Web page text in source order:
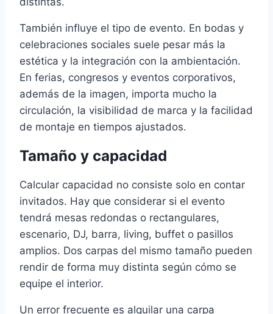
También influye el tipo de evento. En bodas y
celebraciones sociales suele pesar más la
estética y la integración con la ambientación.
En ferias, congresos y eventos corporativos,
además de la imagen, importa mucho la
circulación, la visibilidad de marca y la facilidad
de montaje en tiempos ajustados.
Tamaño y capacidad
Calcular capacidad no consiste solo en contar
invitados. Hay que considerar si el evento
tendrá mesas redondas o rectangulares,
escenario, DJ, barra, living, buffet o pasillos
amplios. Dos carpas del mismo tamaño pueden
rendir de forma muy distinta según cómo se
equipe el interior.
Un error frecuente es alquilar una carpa